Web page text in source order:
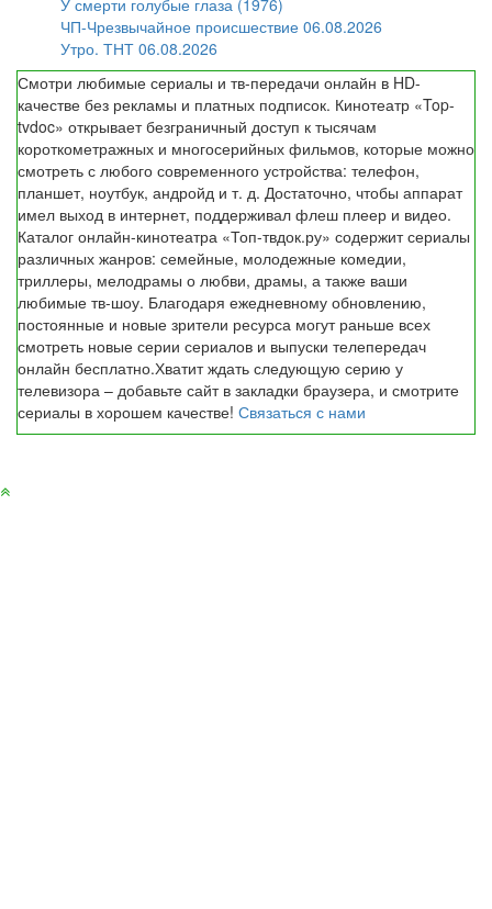
У смерти голубые глаза (1976)
ЧП-Чрезвычайное происшествие 06.08.2026
Утро. ТНТ 06.08.2026
Смотри любимые сериалы и тв-передачи онлайн в HD-
качестве без рекламы и платных подписок. Кинотеатр «Top-
tvdoc» открывает безграничный доступ к тысячам
короткометражных и многосерийных фильмов, которые можно
смотреть с любого современного устройства: телефон,
планшет, ноутбук, андройд и т. д. Достаточно, чтобы аппарат
имел выход в интернет, поддерживал флеш плеер и видео.
Каталог онлайн-кинотеатра «Топ-твдок.ру» содержит сериалы
различных жанров: семейные, молодежные комедии,
триллеры, мелодрамы о любви, драмы, а также ваши
любимые тв-шоу. Благодаря ежедневному обновлению,
постоянные и новые зрители ресурса могут раньше всех
смотреть новые серии сериалов и выпуски телепередач
онлайн бесплатно.Хватит ждать следующую серию у
телевизора – добавьте сайт в закладки браузера, и смотрите
сериалы в хорошем качестве! Связаться с нами